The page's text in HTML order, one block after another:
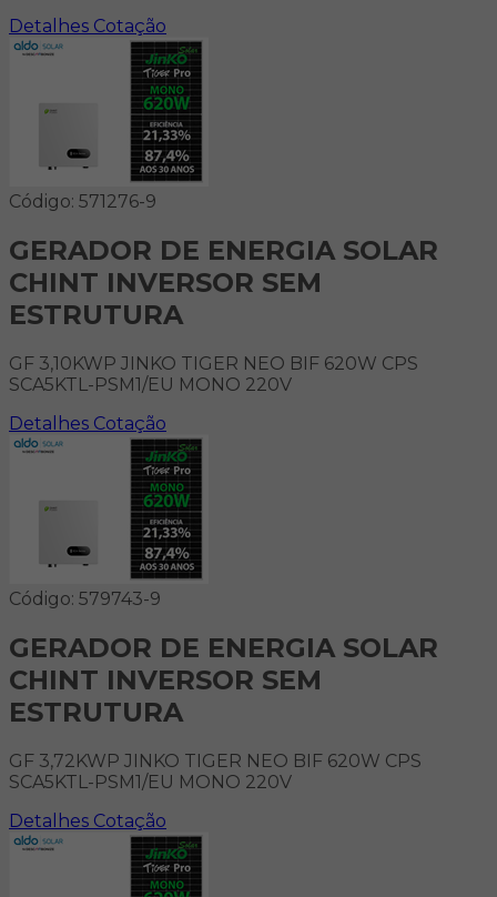
Detalhes Cotação
Código: 571276-9
GERADOR DE ENERGIA SOLAR
CHINT INVERSOR SEM
ESTRUTURA
GF 3,10KWP JINKO TIGER NEO BIF 620W CPS
SCA5KTL-PSM1/EU MONO 220V
Detalhes Cotação
Código: 579743-9
GERADOR DE ENERGIA SOLAR
CHINT INVERSOR SEM
ESTRUTURA
GF 3,72KWP JINKO TIGER NEO BIF 620W CPS
SCA5KTL-PSM1/EU MONO 220V
Detalhes Cotação